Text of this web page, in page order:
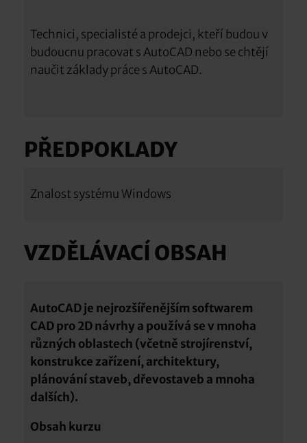
Technici, specialisté a prodejci, kteří budou v
budoucnu pracovat s AutoCAD nebo se chtějí
naučit základy práce s AutoCAD.
PŘEDPOKLADY
Znalost systému Windows
VZDĚLÁVACÍ OBSAH
AutoCAD je nejrozšířenějším softwarem
CAD pro 2D návrhy a používá se v mnoha
různých oblastech (včetně strojírenství,
konstrukce zařízení, architektury,
plánování staveb, dřevostaveb a mnoha
dalších).
Obsah kurzu